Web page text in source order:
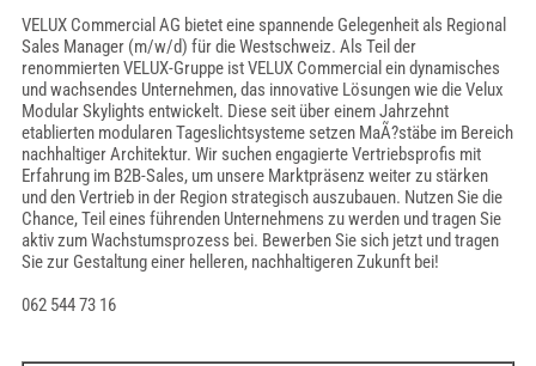
VELUX Commercial AG bietet eine spannende Gelegenheit als Regional
Sales Manager (m/w/d) für die Westschweiz. Als Teil der
renommierten VELUX-Gruppe ist VELUX Commercial ein dynamisches
und wachsendes Unternehmen, das innovative Lösungen wie die Velux
Modular Skylights entwickelt. Diese seit über einem Jahrzehnt
etablierten modularen Tageslichtsysteme setzen MaÃ?stäbe im Bereich
nachhaltiger Architektur. Wir suchen engagierte Vertriebsprofis mit
Erfahrung im B2B-Sales, um unsere Marktpräsenz weiter zu stärken
und den Vertrieb in der Region strategisch auszubauen. Nutzen Sie die
Chance, Teil eines führenden Unternehmens zu werden und tragen Sie
aktiv zum Wachstumsprozess bei. Bewerben Sie sich jetzt und tragen
Sie zur Gestaltung einer helleren, nachhaltigeren Zukunft bei!
062 544 73 16